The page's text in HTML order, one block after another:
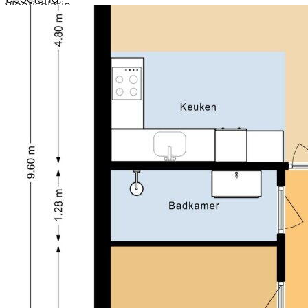
De (winkel)voorzieningen in de nabijgelegen
Schilderswijk en de andere stadse voorzieningen
zoals 'Winkelcentrum Middenwaard' en het NS-
station zijn op fietsafstand gelegen. Verder rijd je zo
de N194 op, waardoor je snel in Hoorn, Haarlem,
Amsterdam en Alkmaar bent.
Het appartement ligt aan een rustige straat direct
aan het water in een groene omgeving. Geniet van
het vrije uitzicht en de rustige ligging, terwijl je toch
dichtbij belangrijke wegen en voorzieningen bent.
BEZICHTIGING: plan eenvoudig een afspraak via
Funda of de website van EV Wonen Makelaardij. We
laten deze leuke woning graag aan je zien!
INDELING:
woonkamer met PVC-visgraatvloer, renovlies behang
en kwaliteitsbehang. Openslaande deuren leiden
vloerisolatie
Verwarming
vloerverwarming
Warm water
47 m²
Gebouwgeb. buitenruimte
2 kamers (1 slaapkamer)
1 badkamer en 1 apart toilet
1 woonlaag
Gelegen op
Voorzieningen
Glasvezelkabel en mechanische
ventilatie
Ligging
Aan rustige weg, aan water, in woonwijk en
vrij uitzicht
Zonneterras
ligging tuin
Soort parkeergelegenheid Openbaar parkeren